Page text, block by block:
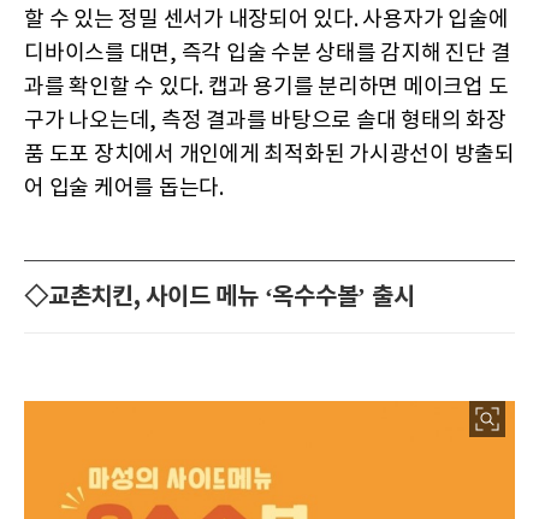
할 수 있는 정밀 센서가 내장되어 있다. 사용자가 입술에
디바이스를 대면, 즉각 입술 수분 상태를 감지해 진단 결
과를 확인할 수 있다. 캡과 용기를 분리하면 메이크업 도
구가 나오는데, 측정 결과를 바탕으로 솔대 형태의 화장
품 도포 장치에서 개인에게 최적화된 가시광선이 방출되
어 입술 케어를 돕는다.
◇교촌치킨, 사이드 메뉴 ‘옥수수볼’ 출시